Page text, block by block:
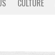
CULTURE